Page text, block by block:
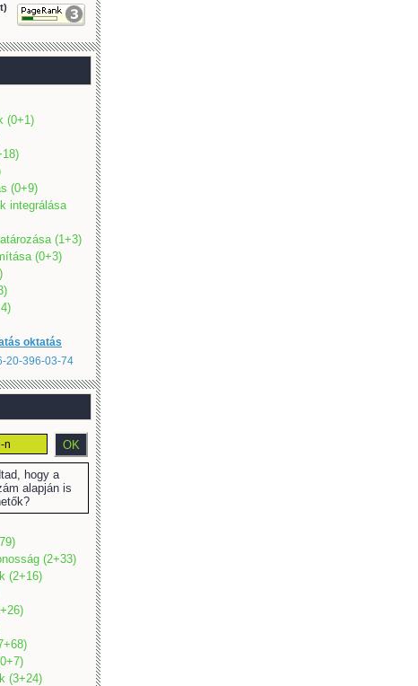
(0+1)
(0+9)
integrálása
(1+3)
(0+3)
oktatás
20-396-03-74
hogy a
alapján is
(2+33)
(2+16)
(3+24)